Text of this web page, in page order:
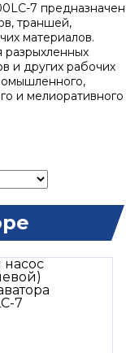
7 предназначен
траншей,
материалов.
разрыхленных
и других рабочих
и мелиоративного